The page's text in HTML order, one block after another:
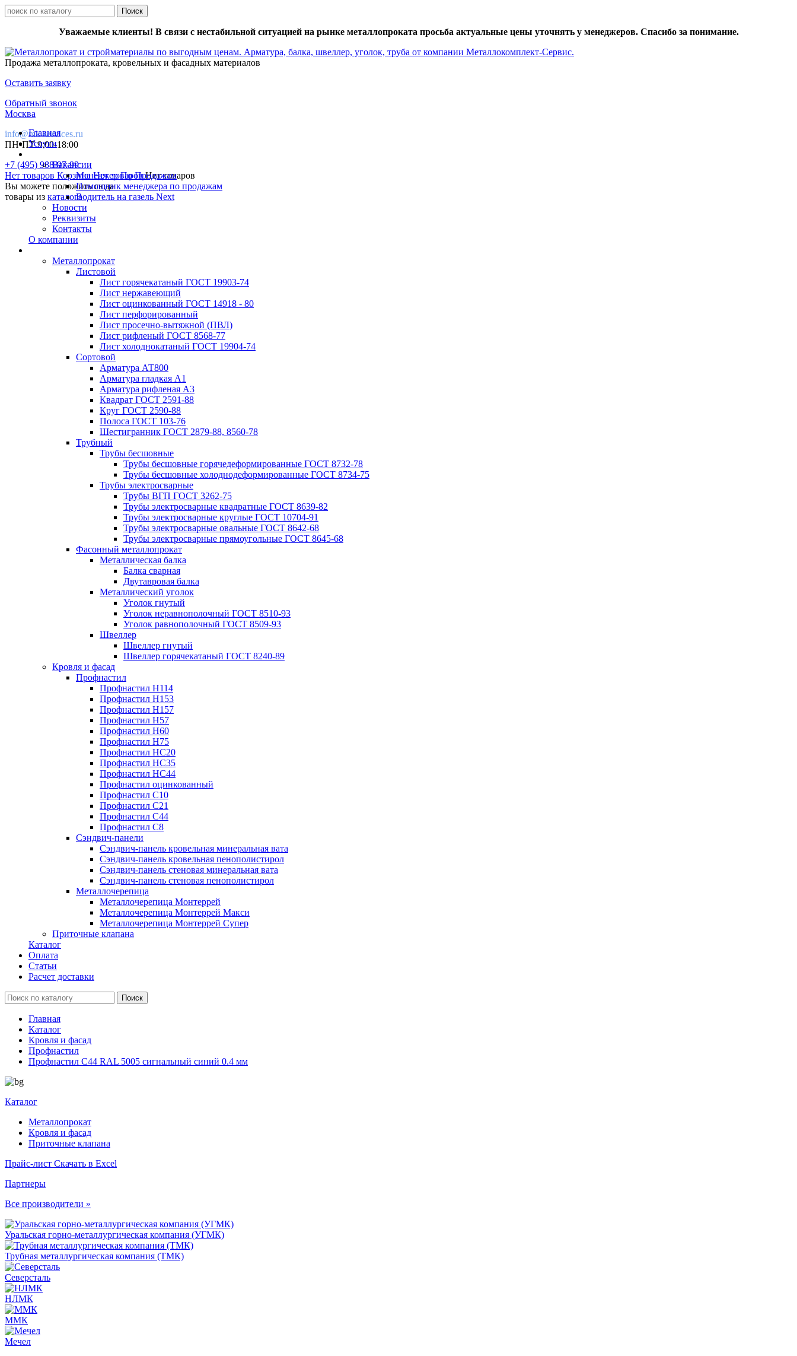
Уважаемые клиенты! В связи с нестабильной ситуацией на рынке металлопроката просьба актуальные цены уточнять у менеджеров. Спасибо за понимание.
Продажа металлопроката, кровельных и фасадных материалов
Оставить заявку
Обратный звонок
Москва
info@mk-services.ru
ПН-ПТ 9:00-18:00
+7 (495) 988-97-99
Нет товаров КорзинаНет товаровНет товаров
Вы можете положить сюда
товары из каталога
Главная
Услуги
Вакансии
Менеджер По Продажам
Помощник менеджера по продажам
Водитель на газель Next
Новости
Реквизиты
Контакты
О компании
Металлопрокат
Листовой
Лист горячекатаный ГОСТ 19903-74
Лист нержавеющий
Лист оцинкованный ГОСТ 14918 - 80
Лист перфорированный
Лист просечно-вытяжной (ПВЛ)
Лист рифленый ГОСТ 8568-77
Лист холоднокатаный ГОСТ 19904-74
Сортовой
Арматура АТ800
Арматура гладкая А1
Арматура рифленая А3
Квадрат ГОСТ 2591-88
Круг ГОСТ 2590-88
Полоса ГОСТ 103-76
Шестигранник ГОСТ 2879-88, 8560-78
Трубный
Трубы бесшовные
Трубы бесшовные горячедеформированные ГОСТ 8732-78
Трубы бесшовные холоднодеформированные ГОСТ 8734-75
Трубы электросварные
Трубы ВГП ГОСТ 3262-75
Трубы электросварные квадратные ГОСТ 8639-82
Трубы электросварные круглые ГОСТ 10704-91
Трубы электросварные овальные ГОСТ 8642-68
Трубы электросварные прямоугольные ГОСТ 8645-68
Фасонный металлопрокат
Металлическая балка
Балка сварная
Двутавровая балка
Металлический уголок
Уголок гнутый
Уголок неравнополочный ГОСТ 8510-93
Уголок равнополочный ГОСТ 8509-93
Швеллер
Швеллер гнутый
Швеллер горячекатаный ГОСТ 8240-89
Кровля и фасад
Профнастил
Профнастил Н114
Профнастил Н153
Профнастил Н157
Профнастил Н57
Профнастил Н60
Профнастил Н75
Профнастил НС20
Профнастил НС35
Профнастил НС44
Профнастил оцинкованный
Профнастил С10
Профнастил С21
Профнастил С44
Профнастил С8
Сэндвич-панели
Сэндвич-панель кровельная минеральная вата
Сэндвич-панель кровельная пенополистирол
Сэндвич-панель стеновая минеральная вата
Сэндвич-панель стеновая пенополистирол
Металлочерепица
Металлочерепица Монтеррей
Металлочерепица Монтеррей Макси
Металлочерепица Монтеррей Супер
Приточные клапана
Каталог
Оплата
Статьи
Расчет доставки
Главная
Каталог
Кровля и фасад
Профнастил
Профнастил С44 RAL 5005 сигнальный синий 0.4 мм
Каталог
Металлопрокат
Кровля и фасад
Приточные клапана
Прайс-лист Скачать в Excel
Партнеры
Все производители »
Уральская горно-металлургическая компания (УГМК)
Трубная металлургическая компания (ТМК)
Северсталь
НЛМК
ММК
Мечел